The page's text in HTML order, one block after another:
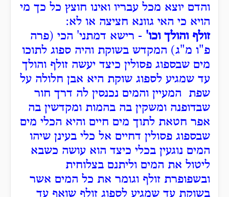
והדם יוצא מכל עבריו ואינו חוצץ כל כך מי
הויא כי האי גוונא חציצה או לא:
זולף והולך וכו' - רישא דמתני' הכי (פרה
פ"ו מ"ג) המקדש בשוקת והיה ספוג לתוכו
מים שבספוג פסולין כיצד יעשה זולף והולך
עד שמגיע לספוג שוקת היא אבן חלולה על
שפת המעיין והמים נכנסין לה דרך חור
שבדופנה ומשקין בה בהמות ומקדשין בה
אפר חטאת לתוך מים חיים והיא הכלי מים
שבספוג פסולין דחיים אל כלי בעינן שיהו
המים נוגעין בכלי כיצד הוא עושה כשבא
ליטול את המים וליתנם בצלוחית
ובשפופרת זולף וגומר את כל המים אשר
בשוקת עד שמגיע לספוג זולף שואף עד